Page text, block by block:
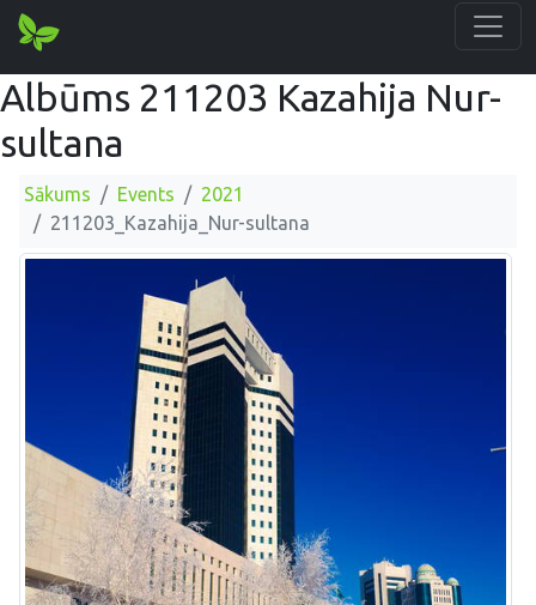
Albūms 211203 Kazahija Nur-
sultana
Sākums Events
2021
211203_Kazahija_Nur-sultana